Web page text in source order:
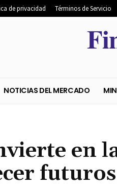
de privacidad Términos de Servicio
en